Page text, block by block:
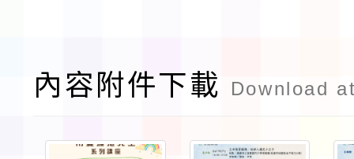
內容附件下載 Download